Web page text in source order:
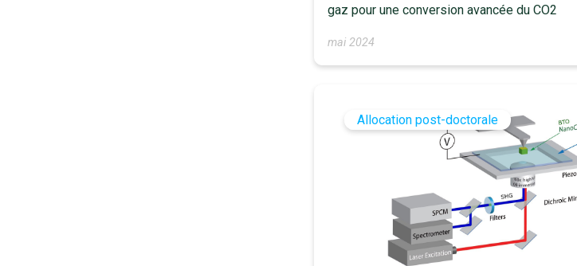
gaz pour une conversion avancée du CO2
mai 2024
Allocation post-doctorale